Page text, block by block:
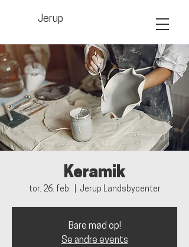
Jerup
Keramik
tor. 26. feb. Jerup Landsbycenter
Bare mød op!
Se andre events